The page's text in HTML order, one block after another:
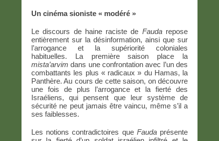
Un cinéma sioniste « modéré »
Le discours de haine raciste de Faudarepose
entièrement sur la désinformation, ainsi que sur
l’arrogance et la supériorité coloniales
habituelles. La première saison place la
mista’arvim dans une confrontation avec l’un des
combattants les plus « radicaux » du Hamas, la
Panthère. Au cours de cette saison, on découvre
une fois de plus l’arrogance et la fierté des
Israéliens, qui pensent que leur système de
sécurité ne peut jamais être vaincu, même s’il a
ses faiblesses.
Les notions contradictoires que Faudaprésente